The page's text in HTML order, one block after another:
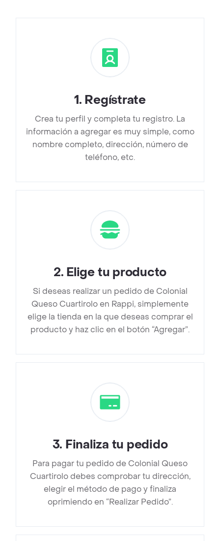
1. Regístrate
Crea tu perfil y completa tu registro. La
información a agregar es muy simple, como
nombre completo, dirección, número de
teléfono, etc.
2. Elige tu producto
Si deseas realizar un pedido de Colonial
Queso Cuartirolo en Rappi, simplemente
elige la tienda en la que deseas comprar el
producto y haz clic en el botón “Agregar”.
3. Finaliza tu pedido
Para pagar tu pedido de Colonial Queso
Cuartirolo debes comprobar tu dirección,
elegir el método de pago y finaliza
oprimiendo en “Realizar Pedido”.